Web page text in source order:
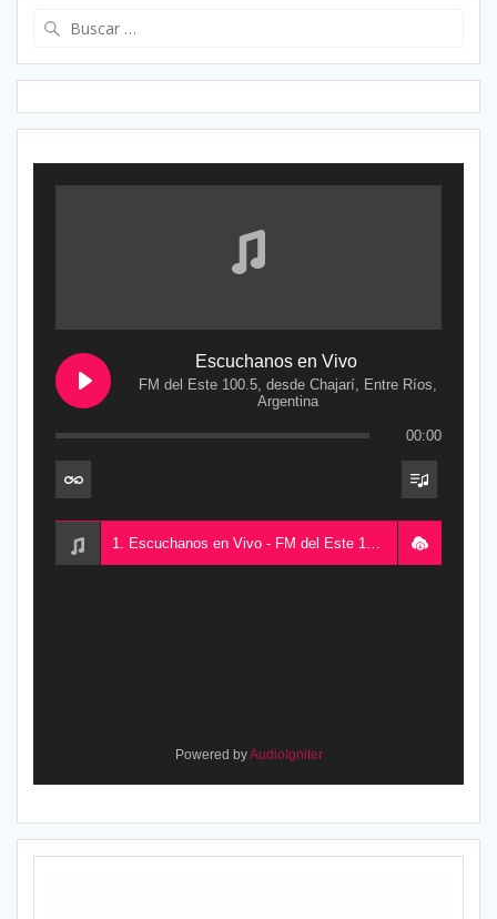
Escuchanos en Vivo
FM del Este 100.5, desde Chajarí, Entre Ríos,
Argentina
00:00
1. Escuchanos en Vivo - FM del Este 100.5, desde Chajarí, Entre Ríos, Argentina
Powered byAudioIgniter